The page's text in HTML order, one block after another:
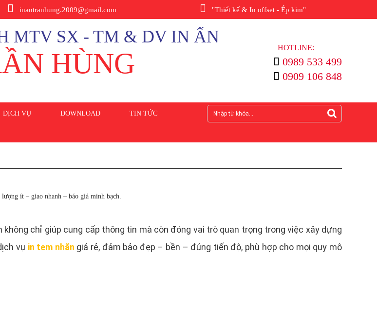
inantranhung.2009@gmail.com "Thiết kế & In offset - Ép kim"
MTV SX - TM & DV IN ẤN
HÙNG HOTLINE:
0989 533 499
0909 106 848
DỊCH VỤ DOWNLOAD TIN TỨC
ít – giao nhanh – báo giá minh bạch.
chỉ giúp cung cấp thông tin mà còn đóng vai trò quan trọng trong việc xây dựng
vụ in tem nhãn giá rẻ, đảm bảo đẹp – bền – đúng tiến độ, phù hợp cho mọi quy mô